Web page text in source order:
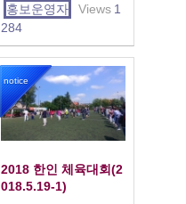
홍보운영자
Views 1
284
notice
2018 한인 체육대회(2
018.5.19-1)